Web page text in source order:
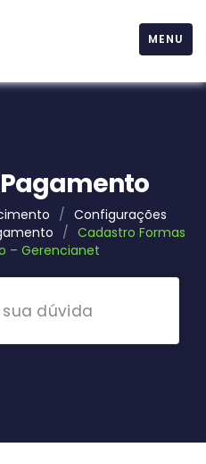
MENU
/ Configurações
/ Cadastro Formas
– Gerencianet